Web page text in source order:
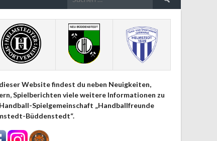
Website findest du neben Neuigkeiten,
Spielberichten viele weitere Informationen zu
Spielgemeinschaft „Handballfreunde
Büddenstedt“.